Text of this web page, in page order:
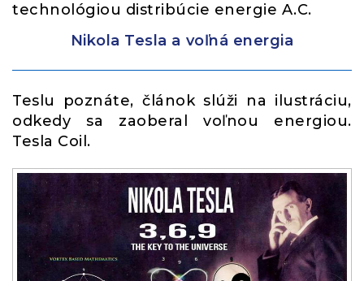
technológiou distribúcie energie A.C.
Nikola Tesla a voľná energia
Teslu poznáte, článok slúži na ilustráciu,
odkedy sa zaoberal voľnou energiou.
Tesla Coil.